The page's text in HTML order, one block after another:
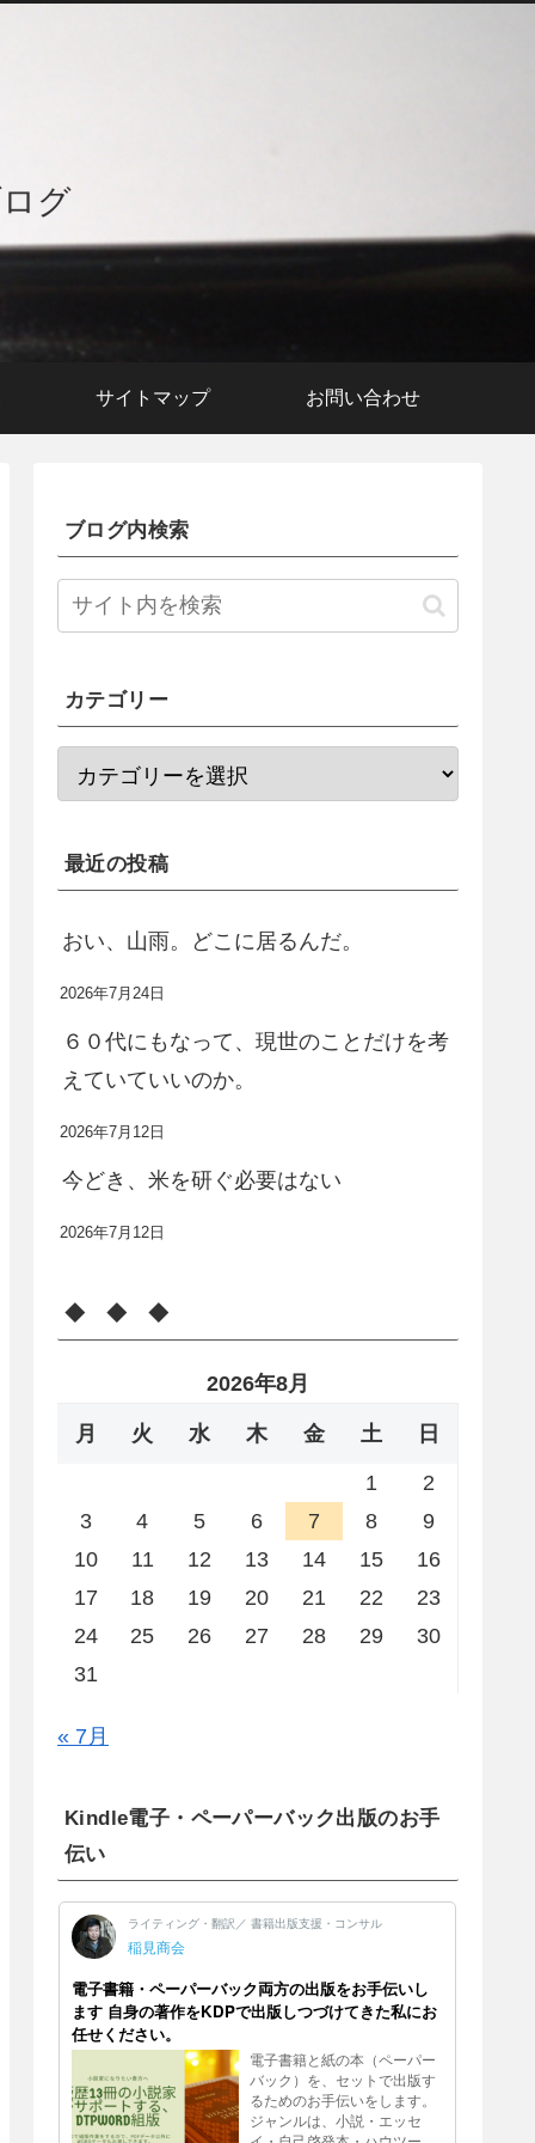
グ
サイトマップ お問い合わせ
ブログ内検索
カテゴリー
最近の投稿
おい、山雨。どこに居るんだ。
2026年7月24日
６０代にもなって、現世のことだけを考
えていていいのか。
2026年7月12日
今どき、米を研ぐ必要はない
2026年7月12日
◆ ◆ ◆
2026年8月
月 火 水 木 金 土 日
1
2
3
4 5 6 7 8
9
10
11 12 13 14 15
16
17
18 19 20 21 22
23
24
25 26 27 28 29
30
31
« 7月
Kindle電子・ペーパーバック出版のお手
伝い